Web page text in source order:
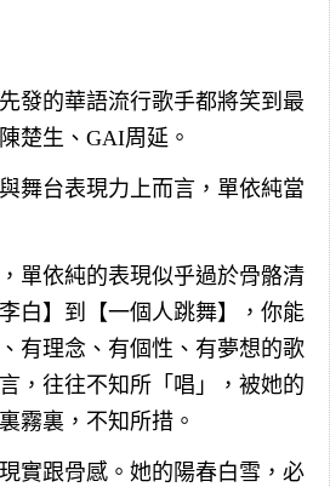
發的華語流行歌手都將笑到最
楚生、GAI周延。
舞台表現力上而言，單依純當
單依純的表現似乎過於骨骼清
白】到【一個人跳舞】，你能
有理念、有個性、有夢想的歌
，往往不知所「唱」，被她的
霧裏，不知所措。
實跟骨感。她的陽春白雪，必